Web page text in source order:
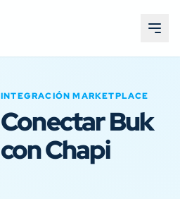
INTEGRACIÓN MARKETPLACE
Conectar Buk
con Chapi